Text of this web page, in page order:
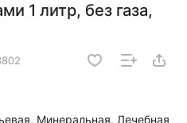
1 литр, без газа,
Минеральная, Лечебная